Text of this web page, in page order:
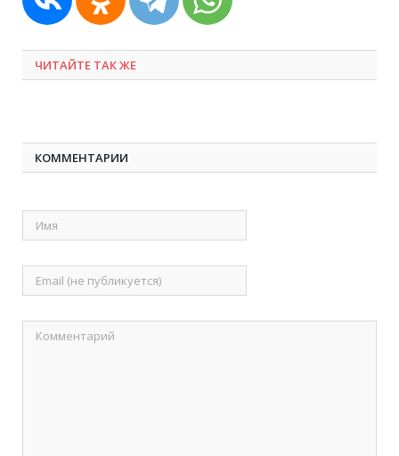
ЧИТАЙТЕ ТАК ЖЕ
КОММЕНТАРИИ